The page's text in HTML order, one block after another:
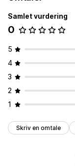
Samlet vurdering
0
5
4
3
2
1
Skriv en omtale